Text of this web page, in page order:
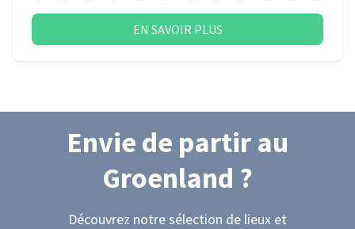
EN SAVOIR PLUS
Envie de partir au
Groenland ?
Découvrez notre sélection de lieux et